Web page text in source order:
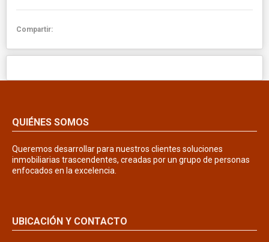
Compartir:
QUIÉNES SOMOS
Queremos desarrollar para nuestros clientes soluciones
inmobiliarias trascendentes, creadas por un grupo de personas
enfocados en la excelencia.
UBICACIÓN Y CONTACTO